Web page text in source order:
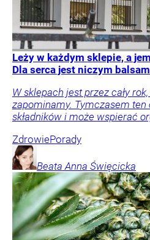
Leży w każdym sklepie, a
Dla serca jest niczym balsam
W sklepach jest przez cały
zapominamy. Tymczasem
składników i może wspierać
ZdrowiePorady
Beata Anna Święcicka